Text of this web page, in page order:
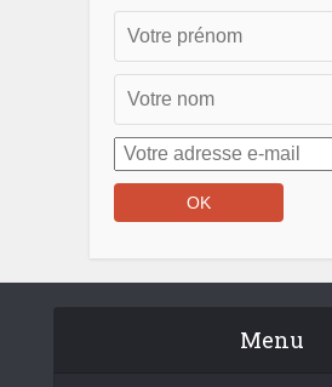
Menu